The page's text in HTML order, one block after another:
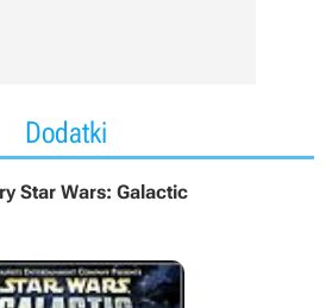
Dodatki
Star Wars: Galactic